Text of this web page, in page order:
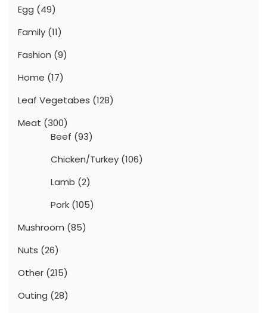
Egg (49)
Family (11)
Fashion (9)
Home (17)
Leaf Vegetabes (128)
Meat (300)
Beef (93)
Chicken/Turkey (106)
Lamb (2)
Pork (105)
Mushroom (85)
Nuts (26)
Other (215)
Outing (28)